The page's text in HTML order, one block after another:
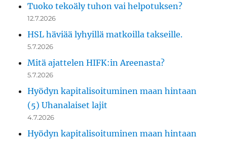
Tuoko tekoäly tuhon vai helpotuksen?
12.7.2026
HSL häviää lyhyillä matkoilla takseille.
5.7.2026
Mitä ajattelen HIFK:in Areenasta?
5.7.2026
Hyödyn kapitalisoituminen maan hintaan
(5) Uhanalaiset lajit
4.7.2026
Hyödyn kapitalisoituminen maan hintaan